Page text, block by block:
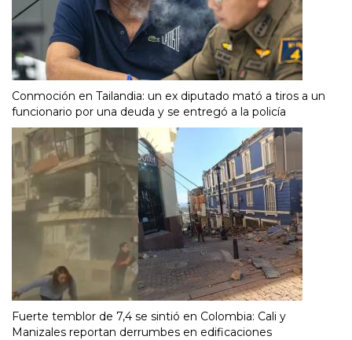
Conmoción en Tailandia: un ex diputado mató a tiros a un
funcionario por una deuda y se entregó a la policía
Fuerte temblor de 7,4 se sintió en Colombia: Cali y
Manizales reportan derrumbes en edificaciones